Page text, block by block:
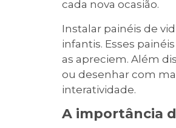
cada nova ocasião.
Instalar painéis de
infantis. Esses
as apreciem. Além
ou desenhar com
interatividade.
A importância